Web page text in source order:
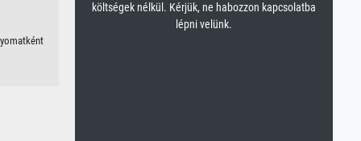
költségek nélkül. Kérjük, ne habozzon kapcsolatba
lépni velünk.